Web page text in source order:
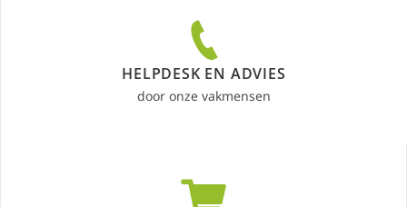
HELPDESK EN ADVIES
door onze vakmensen